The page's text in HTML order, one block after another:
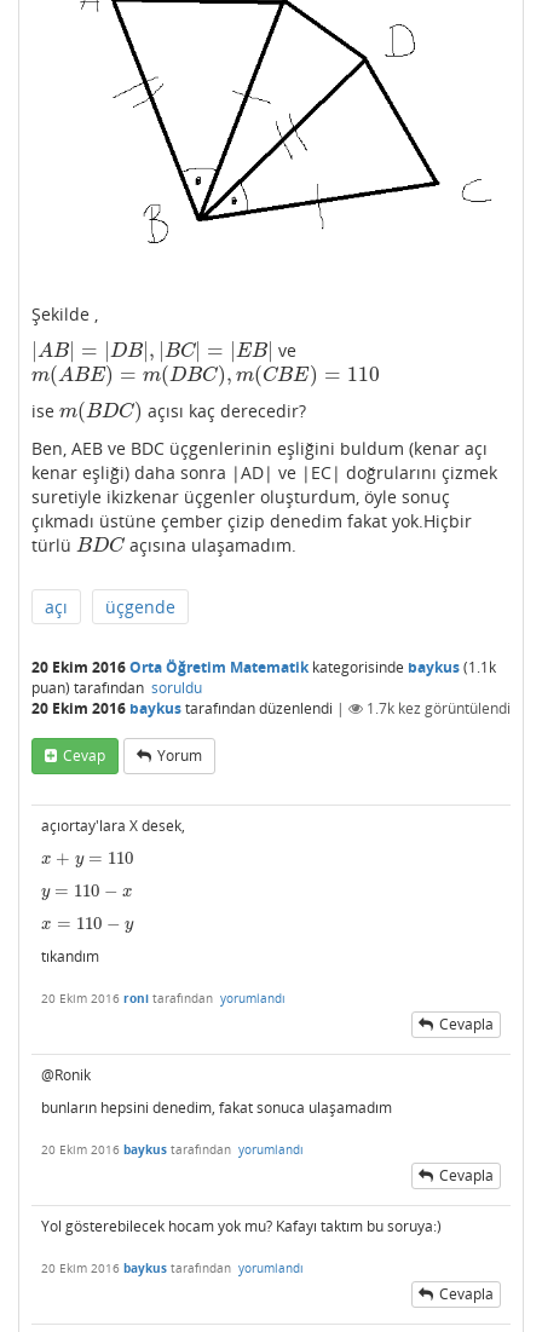
Şekilde ,
|AB| = |DB|, |BC| = |EB|
|AB| |D B|,|B C |=|E B| ve
m(ABE) = m(DBC), m(CBE) = 110
m(ABE)=m DB C),m(CBE)=110
ise m(BDC)
m(BDC)
açısı kaç derecedir?
Ben, AEB ve BDC üçgenlerinin eşliğini buldum (kenar açı
kenar eşliği) daha sonra |AD| ve |EC| doğrularını çizmek
suretiyle ikizkenar üçgenler oluşturdum, öyle sonuç
çıkmadı üstüne çember çizip denedim fakat yok.Hiçbir
türlü BDC
BDC açısına ulaşamadım.
açı üçgende
20 Ekim 2016Orta Öğretim Matematikkategorisinde baykus(1.1k
puan) tarafından soruldu
20 Ekim 2016 baykustarafındandüzenlendi | 1.7k kez görüntülendi
Cevap Yorum
açıortay'lara X desek,
x + y = 110
x+ y= 110
y = 110 − x
y=110−x
x = 110 − y
x= 110−y
tıkandım
20 Ekim 2016 roni tarafından yorumlandı
Cevapla
@Ronik
bunların hepsini denedim, fakat sonuca ulaşamadım
20 Ekim 2016 baykus tarafından yorumlandı
Cevapla
Yol gösterebilecek hocam yok mu? Kafayı taktım bu soruya:)
20 Ekim 2016 baykus tarafından yorumlandı
Cevapla